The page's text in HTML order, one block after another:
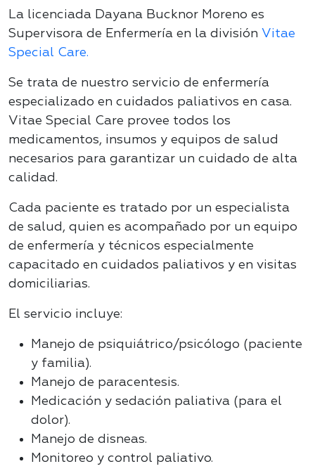
La licenciada Dayana Bucknor Moreno es
Supervisora de Enfermería en la división Vitae
Special Care.
Se trata de nuestro servicio de enfermería
especializado en cuidados paliativos en casa.
Vitae Special Care provee todos los
medicamentos, insumos y equipos de salud
necesarios para garantizar un cuidado de alta
calidad.
Cada paciente es tratado por un especialista
de salud, quien es acompañado por un equipo
de enfermería y técnicos especialmente
capacitado en cuidados paliativos y en visitas
domiciliarias.
El servicio incluye:
Manejo de psiquiátrico/psicólogo (paciente
y familia).
Manejo de paracentesis.
Medicación y sedación paliativa (para el
dolor).
Manejo de disneas.
Monitoreo y control paliativo.